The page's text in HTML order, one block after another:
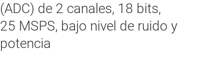
(ADC) de 2 canales, 18 bits,
25 MSPS, bajo nivel de ruido y
potencia